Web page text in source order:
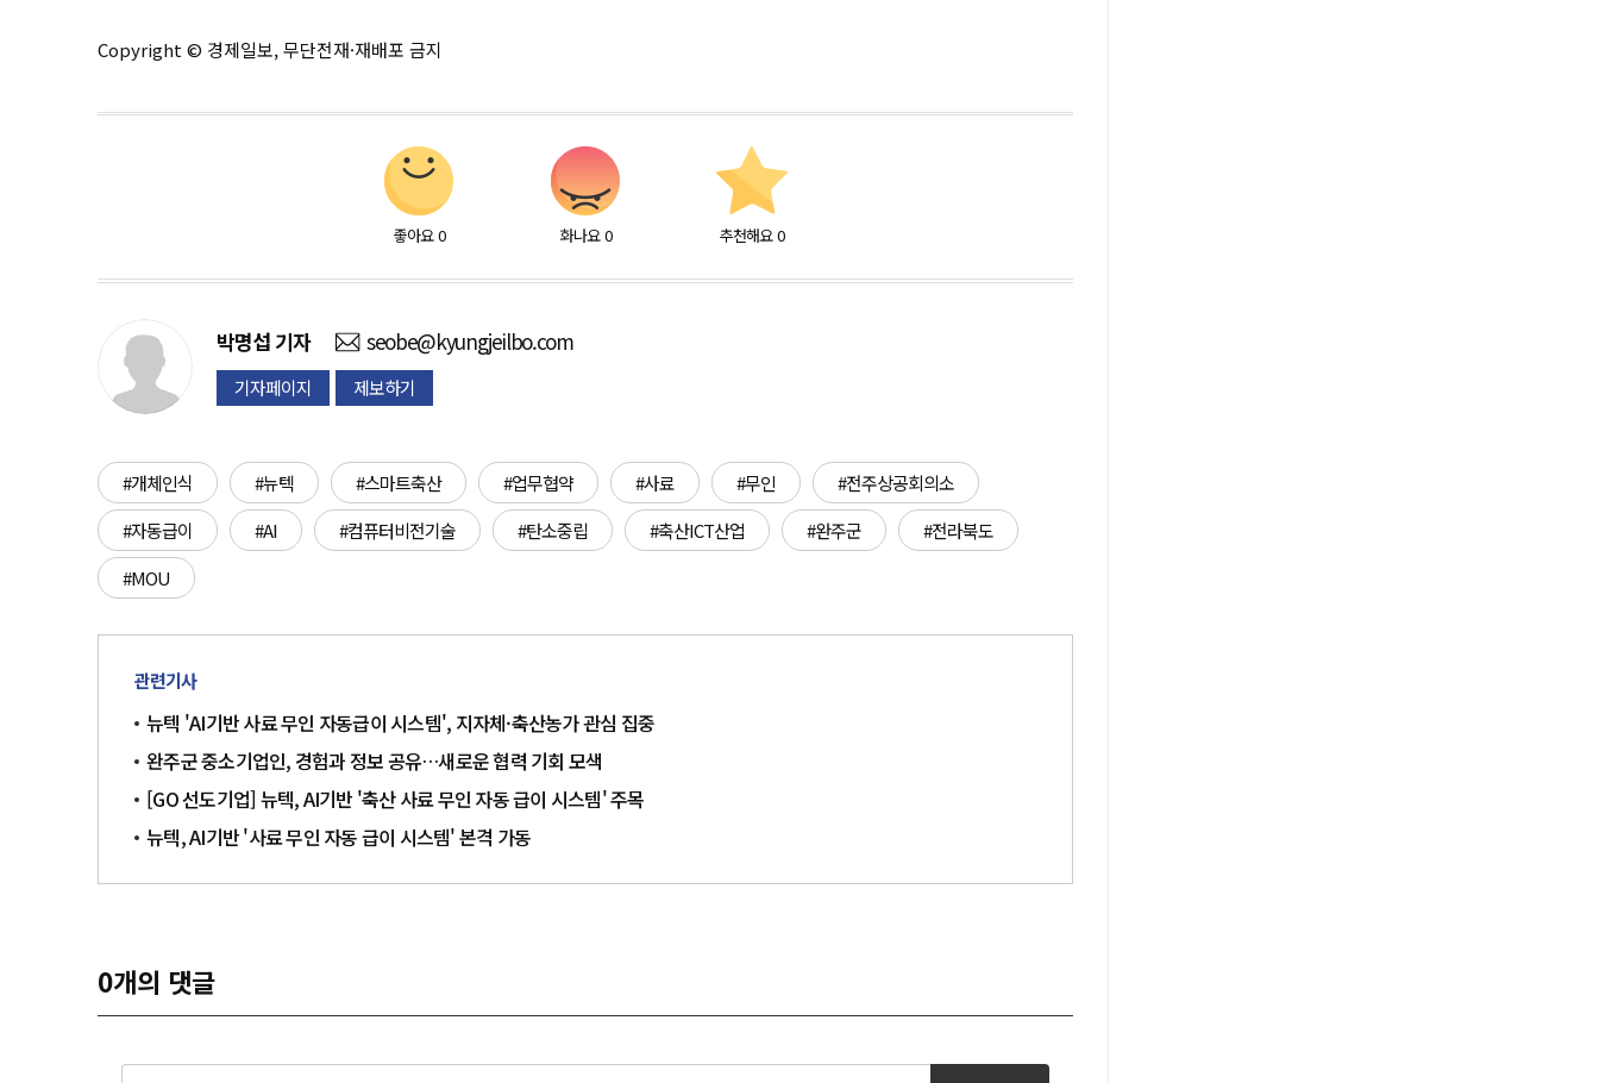
Copyright © 경제일보, 무단전재·재배포 금지
좋아요 0 화나요 0 추천해요 0
박명섭 기자 seobe@kyungjeilbo.com
기자페이지 제보하기
#개체인식 #뉴텍 #스마트축산 #업무협약 #사료 #무인
#전주상공회의소
#자동급이
#AI #컴퓨터비전기술 #탄소중립 #축산ICT산업 #완주군
#전라북도
#MOU
관련기사
뉴텍 'AI기반 사료 무인 자동급이 시스템', 지자체·축산농가 관심 집중
완주군 중소기업인, 경험과 정보 공유…새로운 협력 기회 모색
[GO 선도기업] 뉴텍, AI기반 '축산 사료 무인 자동 급이 시스템' 주목
뉴텍, AI기반 '사료 무인 자동 급이 시스템' 본격 가동
0개의 댓글